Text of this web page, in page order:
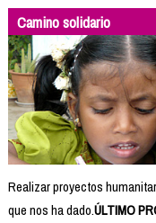
Camino solidario
Realizar proyectos
que nos ha dado.ÚLTIMO